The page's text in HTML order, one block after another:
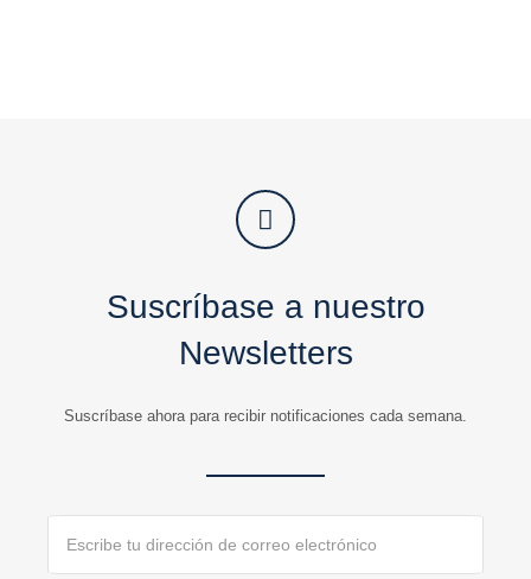
Suscríbase a nuestro
Newsletters
Suscríbase ahora para recibir notificaciones cada semana.